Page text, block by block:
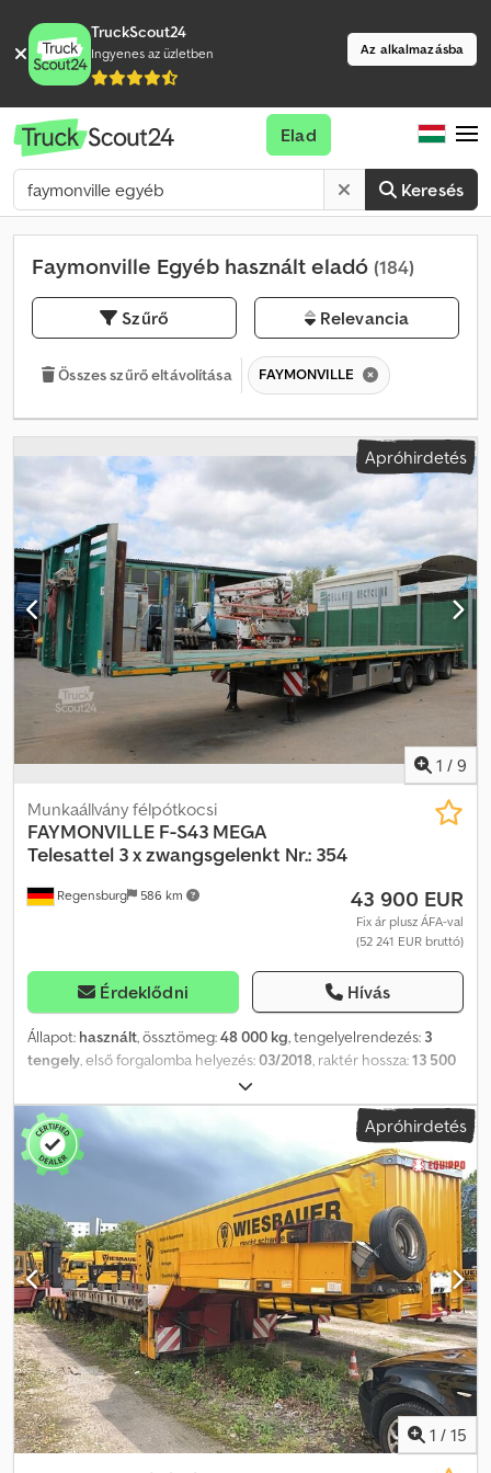
TruckScout24
Ingyenes az üzletben Az alkalmazásba
Keresés
Elad
Faymonville Egyéb használt eladó (184)
Szűrő Relevancia
Összes szűrő eltávolítása FAYMONVILLE
Apróhirdetés
1 / 9
Regensburg 586 km
Munkaállvány félpótkocsi
FAYMONVILLE F-S43 MEGA
Telesattel 3 x zwangsgelenkt Nr.: 354
43 900 EUR
Fix ár plusz ÁFA-val
(52 241 EUR bruttó)
Érdeklődni Hívás
Állapot: használt, össztömeg:48 000 kg, tengelyelrendezés: 3
tengely, első forgalomba helyezés:03/2018, raktér hossza:13 500
2 540 mm
teljes szélesség:2 540 mm, Felszereltség:ABS, Jármű-azonosító
szám: YAFSR3003J0021354 KIHÚZHATÓ, 8200 mm-ig WADER
konténerrögzítő, 1 x 20 lábas, 2 x 20 lábas, 1 x 40 lábas
konténerhez, 45 lábas konténerhez is alkalmas DE HU – fizetendő
SAF tengelyek dobfékkel 3 x kényszervezérlésű tengely,
hidraulikus-mechanikus vezérléssel, forgócsapra szerelve
kábelvezérléssel és távirányítóval Automatikus beállás Platform
méretei: 13.500 mm – rakodási magasság: 1.100 mm
Szerelőmagasság: 950 – 1.050 mm Hátrafelé történő elmozdulási
sugár: 2.100 mm Rögzítőelem-tartók a padlóban, rögzítőelemekkel
együtt (a teljesség nem garantált) NATO csatlakozó Elektro-
hidraulikus aggregát Oldaljelző világítás Szerszámtároló Központi
kenőrendszer Gumiabroncsok: 235/75 R 17,5 Pótkerék tartó,
PÓTKEREKKEL Dwedpezp S Ezofx Anyea A változtatások, a köztes
értékesítések és a nyomdai hibák fenntartva. A leírás a jármű
általános azonosítására szolgál, és nem képez garanciát a vásárlási
Apróhirdetés
1 / 15